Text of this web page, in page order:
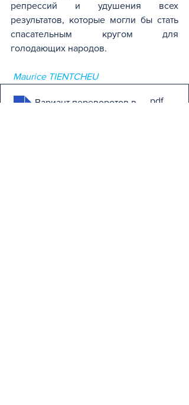
репрессий и удушения всех
результатов, которые могли бы стать
спасательным кругом для
голодающих народов.
Maurice TIENTCHEU
Вариант переворотов в Африке
.pdf